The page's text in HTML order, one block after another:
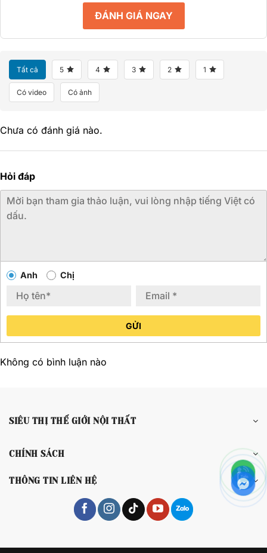
ĐÁNH GIÁ NGAY
Tất cả 5 4 3 2 1
Có video Có ảnh
Chưa có đánh giá nào.
Hỏi đáp
Anh Chị
GỬI
Không có bình luận nào
SIÊU THỊ THẾ GIỚI NỘI THẤT
CHÍNH SÁCH
THÔNG TIN LIÊN HỆ